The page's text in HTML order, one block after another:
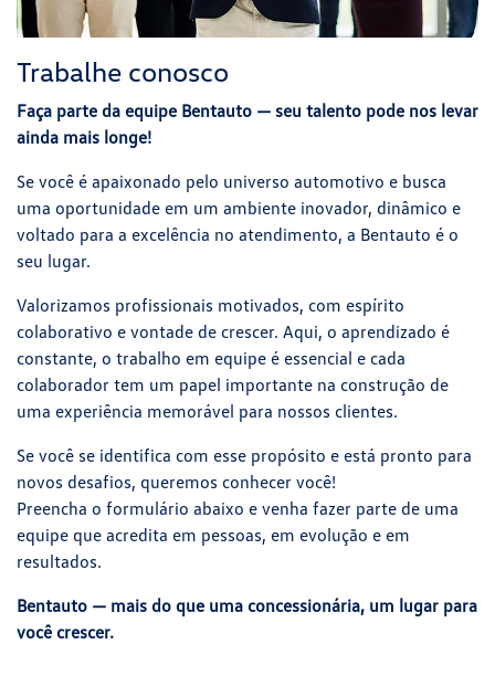
Trabalhe conosco
Faça parte da equipe Bentauto — seu talento pode nos levar
ainda mais longe!
Se você é apaixonado pelo universo automotivo e busca
uma oportunidade em um ambiente inovador, dinâmico e
voltado para a excelência no atendimento, a Bentauto é o
seu lugar.
Valorizamos profissionais motivados, com espírito
colaborativo e vontade de crescer. Aqui, o aprendizado é
constante, o trabalho em equipe é essencial e cada
colaborador tem um papel importante na construção de
uma experiência memorável para nossos clientes.
Se você se identifica com esse propósito e está pronto para
novos desafios, queremos conhecer você!
Preencha o formulário abaixo e venha fazer parte de uma
equipe que acredita em pessoas, em evolução e em
resultados.
Bentauto — mais do que uma concessionária, um lugar para
você crescer.